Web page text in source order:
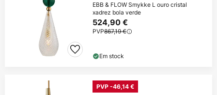
EBB & FLOW Smykke L ouro cristal
xadrez bola verde
524,90 €
PVP867,19 €
Em stock
PVP -46,14 €